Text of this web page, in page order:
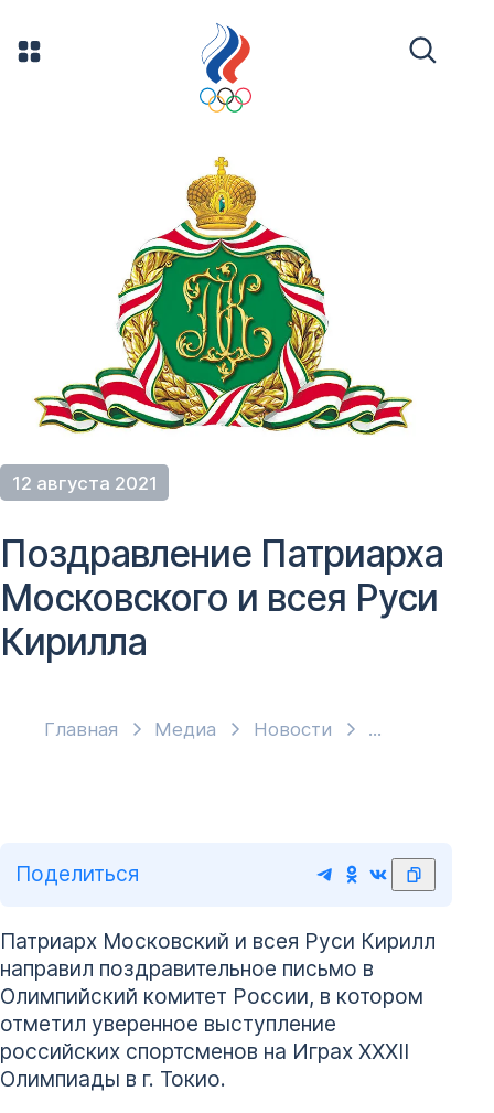
12 августа 2021
Главная Медиа Новости
Поздравление Патриарха
Московского и всея Руси
Кирилла
Поделиться
Патриарх Московский и всея Руси Кирилл
направил поздравительное письмо в
Олимпийский комитет России, в котором
отметил уверенное выступление
российских спортсменов на Играх XXXII
Олимпиады в г. Токио.